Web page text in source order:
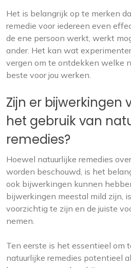
Het is belangrijk op te merken
remedie voor iedereen even
de ene persoon werkt, werkt
ander. Het kan wat
vergen om te ontdekken welke
beste voor jou werken.
Zijn er bijwerkingen
het gebruik van
remedies?
Hoewel natuurlijke remedies
worden beschouwd, is het
ook bijwerkingen kunnen
bijwerkingen meestal mild zijn,
voorzichtig te zijn en de juiste
nemen.
Ten eerste is het essentieel om
natuurlijke remedies potentieel